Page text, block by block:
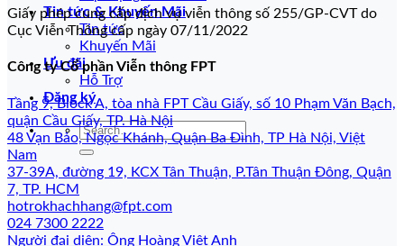
Tin tức & Khuyến Mãi
Tin tức
Khuyến Mãi
Ưu đãi
Hỗ Trợ
Đăng ký
Giấy phép cung cấp dịch vụ viễn thông số 255/GP-CVT do
Cục Viễn Thông cấp ngày 07/11/2022
Công ty Cổ phần Viễn thông FPT
Tầng 9, Block A, tòa nhà FPT Cầu Giấy, số 10 Phạm Văn Bạch,
quận Cầu Giấy, TP. Hà Nội
48 Vạn Bảo, Ngọc Khánh, Quận Ba Đình, TP Hà Nội, Việt
Nam
37-39A, đường 19, KCX Tân Thuận, P.Tân Thuận Đông, Quận
7, TP. HCM
hotrokhachhang@fpt.com
024 7300 2222
Người đại diện: Ông Hoàng Việt Anh